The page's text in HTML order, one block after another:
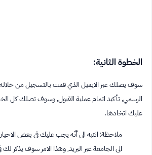
الخطوة الثانية:
سوف يصلك عبر الايميل الذي قمت بالتسجيل من
الرسمي, تأكيد اتمام عملية القبول, وسوف تصلك كل
عليك اتخاذها.
ملاحظة: انتبه الى أنّه يجب عليك في بعض
الى الجامعة عبر البريد, وهذا الامر سوف يذكر